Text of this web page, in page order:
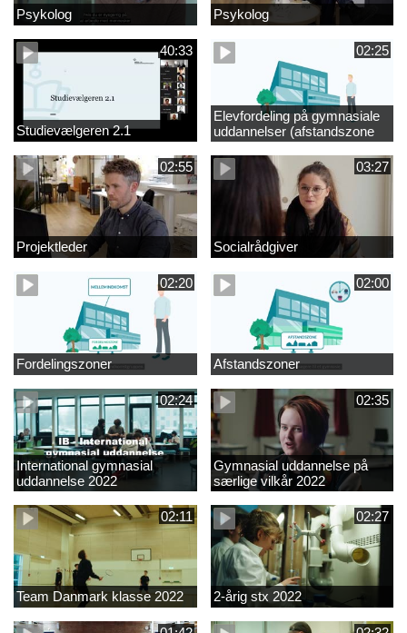
Psykolog Psykolog
40:33
Studievælgeren 2.1
02:25
Elevfordeling på gymnasiale
uddannelser (afstandszone
redigeret)
02:55
Projektleder
03:27
Socialrådgiver
02:20
Fordelingszoner
02:00
Afstandszoner
02:24
International gymnasial
uddannelse 2022
02:35
Gymnasial uddannelse på
særlige vilkår 2022
02:11
Team Danmark klasse 2022
02:27
2-årig stx 2022